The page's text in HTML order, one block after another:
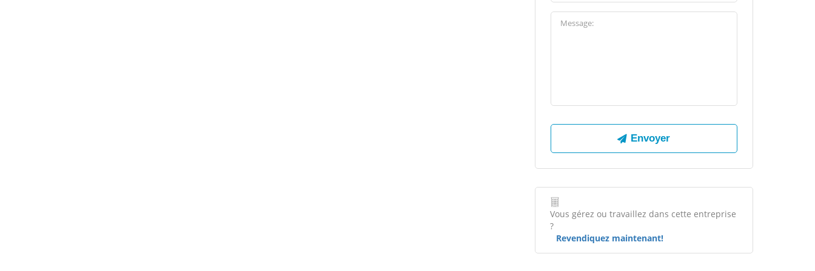
Vous gérez ou travaillez dans cette entreprise
?
Revendiquez maintenant!